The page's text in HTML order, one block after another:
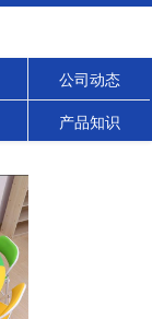
公司动态
产品知识